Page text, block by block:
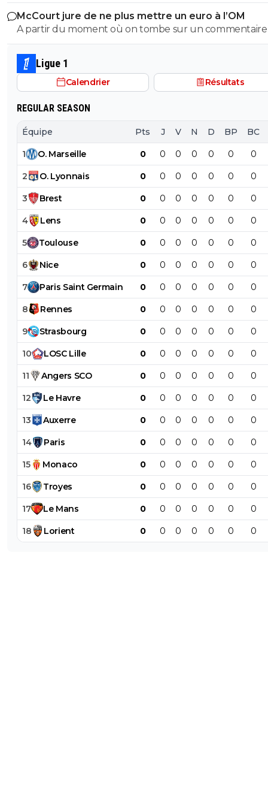
McCourt jure de ne plus mettre un euro à l’OM
A partir du moment où on tombe sur un
Raymonde on sait qu'on tombe sur un commentaire
teubé 😂🤣🤣 PS: ce crétin prétend qu'un commentaire avec
emoji est un commentaire de teubé? C'est marrant sur
Twitter/X Obama, Musk et tout un tas de prix Nobel
de Raymonde va, encore une fois bâchée 😂🤣🤣
Ligue 1
Calendrier Résultats
REGULAR SEASON
Équipe Pts J V N D BP BC
1 O. Marseille 0 0 0 0 0 0 0
2 O. Lyonnais 0 0 0 0 0 0 0
3 Brest 0 0 0 0 0 0 0
4 Lens 0 0 0 0 0 0 0
5 Toulouse 0 0 0 0 0 0 0
6 Nice 0 0 0 0 0 0 0
7 Paris Saint Germain 0 0 0 0 0 0 0
8 Rennes 0 0 0 0 0 0 0
9 Strasbourg 0 0 0 0 0 0 0
10 LOSC Lille 0 0 0 0 0 0 0
11 Angers SCO 0 0 0 0 0 0 0
12 Le Havre 0 0 0 0 0 0 0
13 Auxerre 0 0 0 0 0 0 0
14 Paris 0 0 0 0 0 0 0
15 Monaco 0 0 0 0 0 0 0
16 Troyes 0 0 0 0 0 0 0
17 Le Mans 0 0 0 0 0 0 0
18 Lorient 0 0 0 0 0 0 0